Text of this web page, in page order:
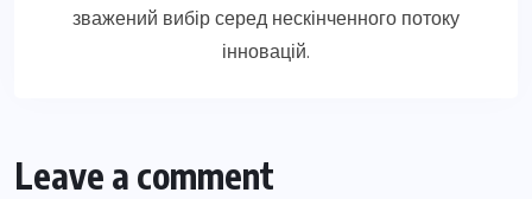
зважений вибір серед нескінченного потоку
інновацій.
Leave a comment